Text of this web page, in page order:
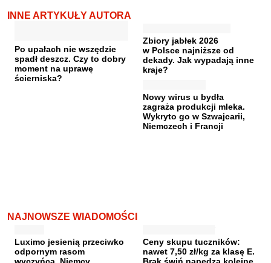
INNE ARTYKUŁY AUTORA
Po upałach nie wszędzie
spadł deszcz. Czy to dobry
moment na uprawę
ścierniska?
Zbiory jabłek 2026
w Polsce najniższe od
dekady. Jak wypadają inne
kraje?
Nowy wirus u bydła
zagraża produkcji mleka.
Wykryto go w Szwajcarii,
Niemczech i Francji
NAJNOWSZE WIADOMOŚCI
Luximo jesienią przeciwko
odpornym rasom
Ceny skupu tuczników:
nawet 7,50 zł/kg za klasę E.